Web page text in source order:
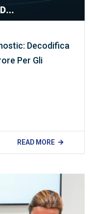
Decodifica
Per Gli
READ MORE